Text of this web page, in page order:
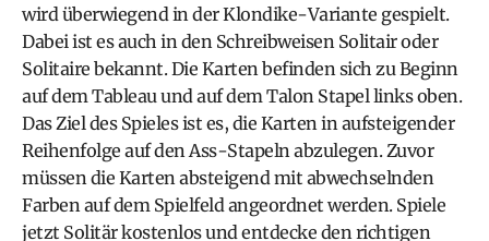
wird überwiegend in der Klondike-Variante gespielt.
Dabei ist es auch in den Schreibweisen Solitair oder
Solitaire bekannt. Die Karten befinden sich zu Beginn
auf dem Tableau und auf dem Talon Stapel links oben.
Das Ziel des Spieles ist es, die Karten in aufsteigender
Reihenfolge auf den Ass-Stapeln abzulegen. Zuvor
müssen die Karten absteigend mit abwechselnden
Farben auf dem Spielfeld angeordnet werden. Spiele
jetzt Solitär kostenlos und entdecke den richtigen